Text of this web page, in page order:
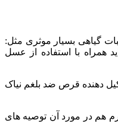
گیاهی بسیار موثری مثل:
همراه با استفاده از عسل
دهنده قرص ضد بلغم نیاک
هم در مورد آن توصیه های